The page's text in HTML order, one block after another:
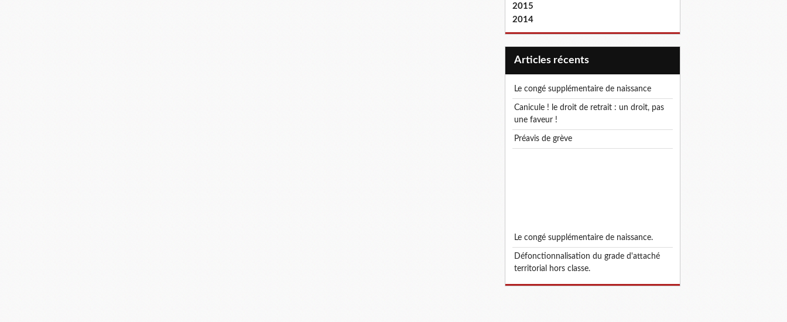
2015
2014
articles récents
le congé supplémentaire de naissance
canicule ! le droit de retrait : un droit, pas
une faveur !
préavis de grève
le congé supplémentaire de naissance.
défonctionnalisation du grade d'attaché
territorial hors classe.